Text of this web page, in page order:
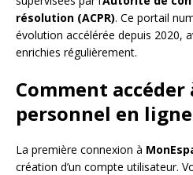
résolution (ACPR). Ce portail
évolution accélérée depuis 2020,
enrichies régulièrement.
Comment accéder
personnel en ligne
La première connexion à
création d’un compte utilisateur.